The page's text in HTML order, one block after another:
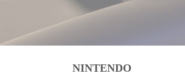
NINTENDO